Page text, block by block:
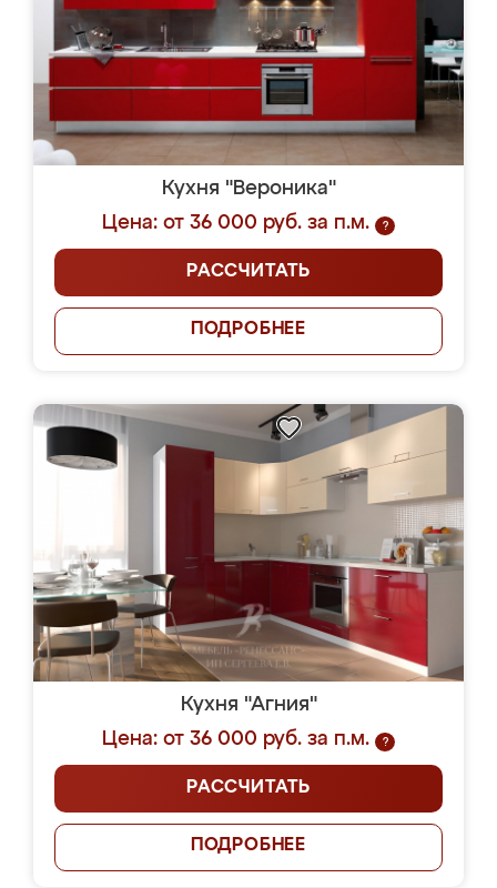
Кухня "Вероника"
Цена: от 36 000 руб. за п.м.
?
РАССЧИТАТЬ
ПОДРОБНЕЕ
Кухня "Агния"
Цена: от 36 000 руб. за п.м.
?
РАССЧИТАТЬ
ПОДРОБНЕЕ